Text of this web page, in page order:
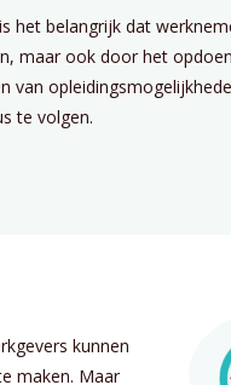
het belangrijk dat
maar ook door het
van
te volgen.
kunnen
maken. Maar